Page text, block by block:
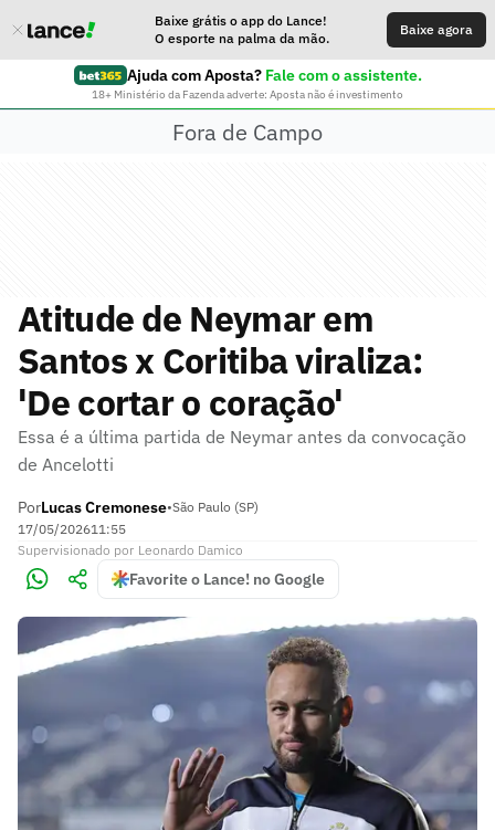
Baixe grátis o app do Lance!
O esporte na palma da mão.
Baixe agora
Ajuda com Aposta? Fale com o assistente.
18+ Ministério da Fazenda adverte: Aposta não é investimento
Fora de Campo
Atitude de Neymar em
Santos x Coritiba viraliza:
'De cortar o coração'
Essa é a última partida de Neymar antes da convocação
de Ancelotti
PorLucas Cremonese•São Paulo (SP)
17/05/202611:55
Supervisionado por Leonardo Damico
Favorite o Lance! no Google